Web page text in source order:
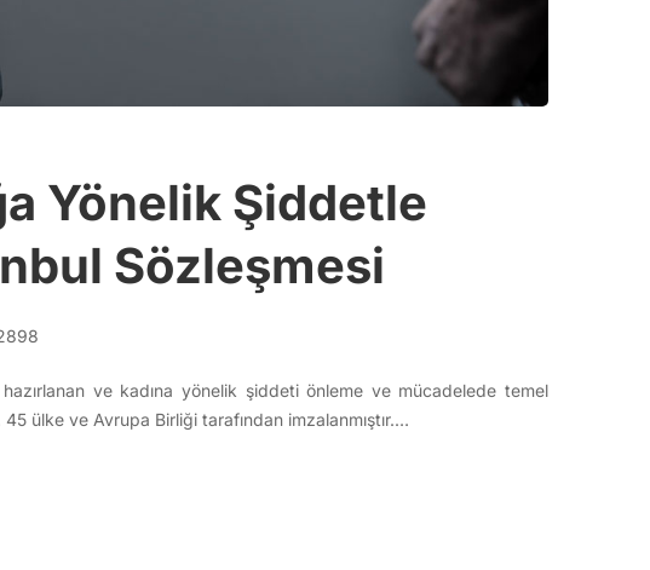
Yönelik Şiddetle
Sözleşmesi
ve kadına yönelik şiddeti önleme ve mücadelede temel
ülke ve Avrupa Birliği tarafından imzalanmıştır.…